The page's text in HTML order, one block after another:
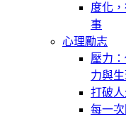
度化
事
心理勵志
壓力
力與
打破
每一